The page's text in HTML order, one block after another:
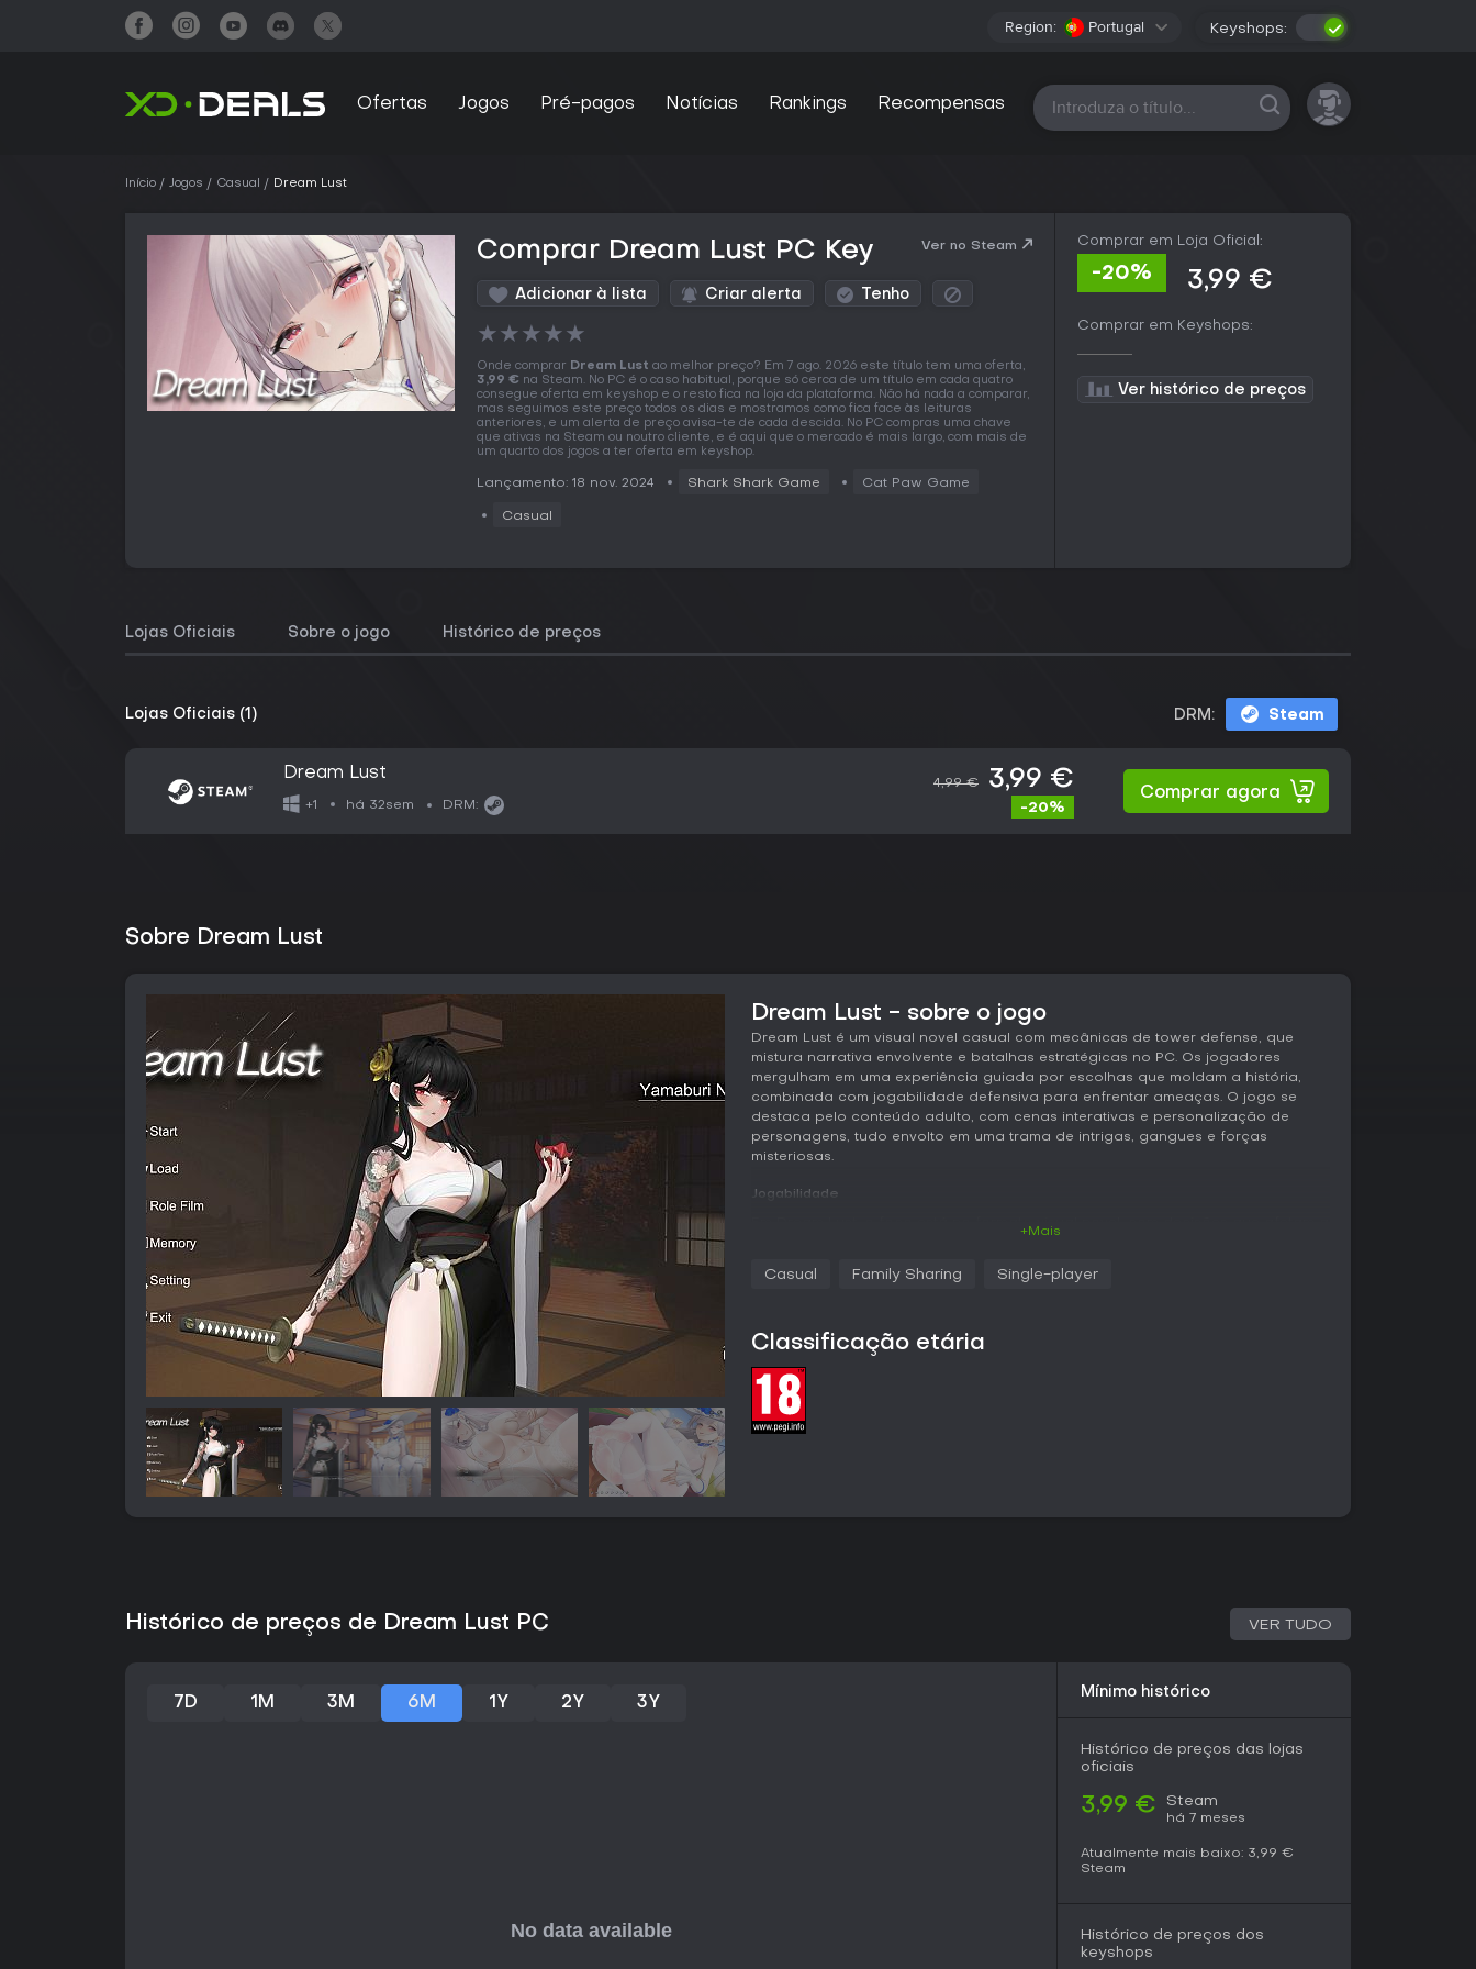
Region: Portugal Keyshops:
Ofertas Jogos Pré-pagos Notícias Rankings Recompensas Todas as plataformas
Início Jogos Casual Dream Lust
Comprar Dream Lust PC Key Ver no Steam
Adicionar à lista Criar alerta Tenho
★★★★★
Onde comprar Dream Lust ao melhor preço? Em 7 ago. 2026 este título tem uma oferta,
3,99 € na Steam. No PC é o caso habitual, porque só cerca de um título em cada quatro
consegue oferta em keyshop e o resto fica na loja da plataforma. Não há nada a comparar,
mas seguimos este preço todos os dias e mostramos como fica face às leituras
anteriores, e um alerta de preço avisa-te de cada descida. No PC compras uma chave
que ativas na Steam ou noutro cliente, e é aqui que o mercado é mais largo, com mais de
um quarto dos jogos a ter oferta em keyshop.
Lançamento: 18 nov. 2024 Shark Shark Game Cat Paw Game
Casual
Comprar em Loja Oficial:
-20% 3,99 €
Comprar em Keyshops:
Ver histórico de preços
Lojas Oficiais Sobre o jogo Histórico de preços
Lojas Oficiais (1) DRM: Steam
Dream Lust
+1 há 32sem DRM:
4,99 € 3,99 €
-20%
Comprar agora
Sobre Dream Lust
Dream Lust - sobre o jogo
Dream Lust é um visual novel casual com mecânicas de tower defense, que
mistura narrativa envolvente e batalhas estratégicas no PC. Os jogadores
mergulham em uma experiência guiada por escolhas que moldam a história,
combinada com jogabilidade defensiva para enfrentar ameaças. O jogo se
destaca pelo conteúdo adulto, com cenas interativas e personalização de
personagens, tudo envolto em uma trama de intrigas, gangues e forças
misteriosas.
Jogabilidade
defesas estrategicamente para repelir ondas de inimigos. O sistema prioriza a
upgrades, sem complicações excessivas. Os elementos adultos surgem em
qualidade e dublagem em japonês para as duas protagonistas femininas. As
interações com personagens incluem opções de vestimenta e animações live
2D, ampliando o engajamento além do loop principal.
ou criaturas misteriosas. Essa fusão faz com que as escolhas narrativas
Dream Lust funciona em um único modo principal que une narrativa de visual
novel a desafios de tower defense. Não há opções multiplayer; é uma jornada
cheias de diálogos para desenvolvimento de personagens e batalhas
em alianças, como se posicionar com diferentes facções na trama. Essas
escolhas geram configurações de batalha distintas e finais variados,
organizações poderosas como a WSA e gangues de rua, desvendando
mistérios com tecnologia avançada e elementos alienígenas. Personagens
+Mais
Casual Family Sharing Single-player
Classificação etária
Histórico de preços de Dream Lust PC VER TUDO
7D 1M 3M 6M 1Y 2Y 3Y
Mínimo histórico
Histórico de preços das lojas
oficiais
3,99 € Steam
há 7 meses
Atualmente mais baixo: 3,99 €
Steam
Histórico de preços dos
keyshops